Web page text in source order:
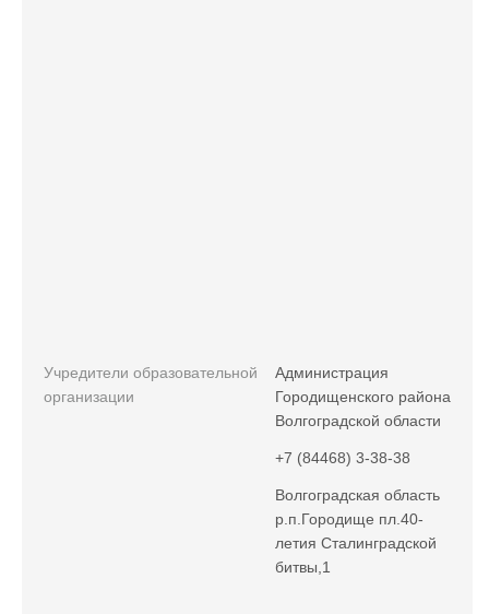
Учредители образовательной
организации
Администрация
Городищенского района
Волгоградской области
+7 (84468) 3-38-38
Волгоградская область
р.п.Городище пл.40-
летия Сталинградской
битвы,1